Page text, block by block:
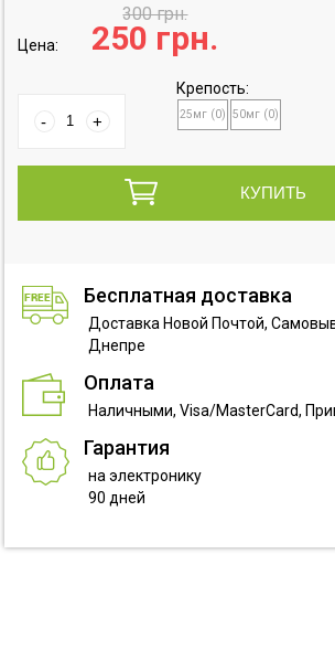
Цена:
300 грн.
250 грн.
Крепость:
25мг (0) 50мг (0)
Бесплатная доставка
Доставка Новой Почтой,
Днепре
Оплата
Наличными, Visa/MasterCard,
Гарантия
на электронику
90 дней